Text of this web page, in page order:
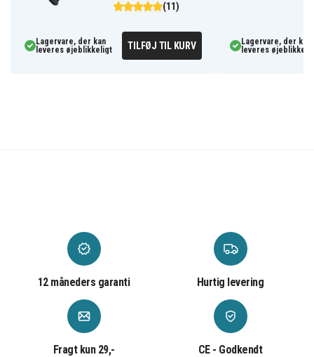
(11)
Lagervare, der kan
leveres øjeblikkeligt
TILFØJ TIL KURV
Lagervare, der kan
leveres
12 måneders garanti Hurtig levering
Fragt kun 29,- CE - Godkendt